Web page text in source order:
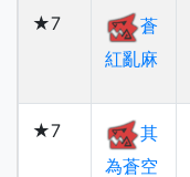
★7
蒼
紅亂麻
★7
其
為蒼空